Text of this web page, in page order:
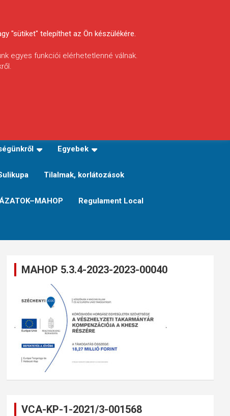
Egyebek
Tilalmak, korlátozások
Regulament Local
MAHOP 5.3.4-2023-2023-00040
VCA-KP-1-2021/3-001568
"sütiket" telepíthet az Ön készülékére.
egyes funkciói elérhetetlenné válnak.